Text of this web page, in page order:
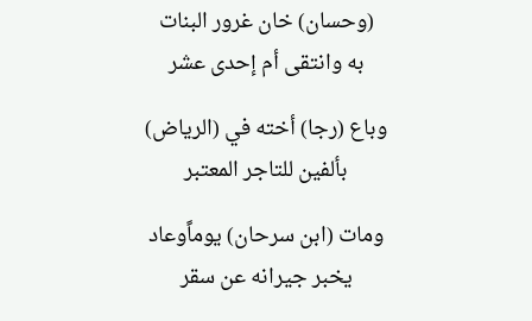
(وحسان) خان غرور البنات
به وانتقى أم إحدى عشر
وباع (رجا) أخته في (الرياض)
بألفين للتاجر المعتبر
ومات (ابن سرحان) يوماًوعاد
يخبر جيرانه عن سقر